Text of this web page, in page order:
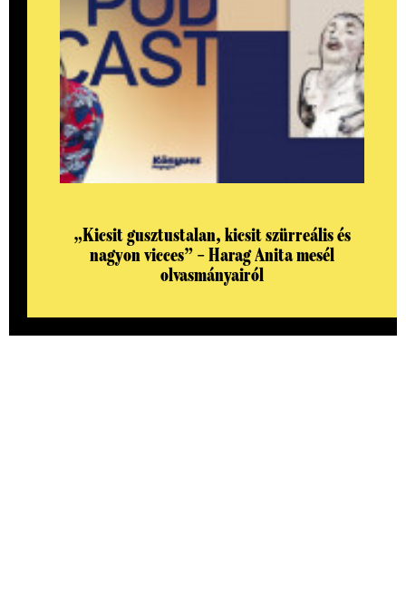
„Kicsit gusztustalan, kicsit szürreális és
nagyon vicces” – Harag Anita mesél
olvasmányairól